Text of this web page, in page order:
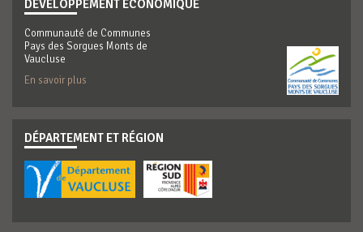
DÉVELOPPEMENT ÉCONOMIQUE
Communauté de Communes
Pays des Sorgues Monts de
Vaucluse
En savoir plus
DÉPARTEMENT ET RÉGION